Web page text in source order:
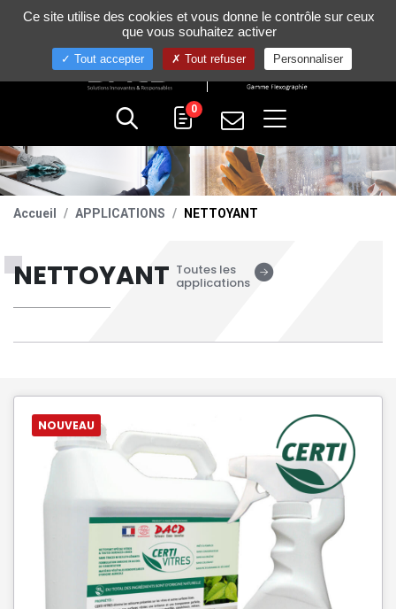
+33 (0)4 75 58 80 10
0
Accueil APPLICATIONS NETTOYANT
NETTOYANT Toutes les
applications
NOUVEAU
Gestion de vos préférences sur les cookies
Ce site utilise des cookies et vous donne le contrôle sur ceux
que vous souhaitez activer
Tout accepter Tout refuser Personnaliser